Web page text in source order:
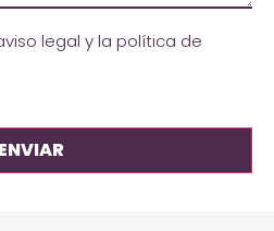
legal y la política de